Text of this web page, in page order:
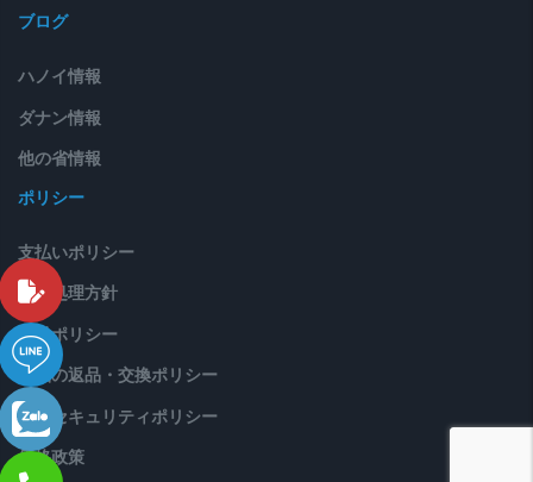
ブログ
ハノイ情報
ダナン情報
他の省情報
ポリシー
支払いポリシー
苦情処理方針
配送ポリシー
製品の返品・交換ポリシー
情報セキュリティポリシー
価格政策